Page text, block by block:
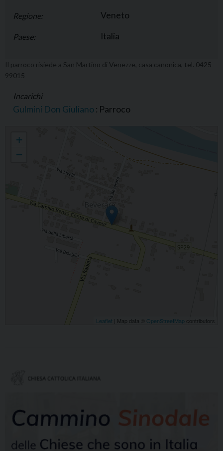
Regione: Veneto
Paese: Italia
Il parroco risiede a San Martino di Venezze, casa canonica, tel. 0425
99015
Incarichi
Gulmini Don Giuliano : Parroco
Parrocchia di S. Maria Assunta, Beverare
+
−
Leaflet | Map data © OpenStreetMap contributors